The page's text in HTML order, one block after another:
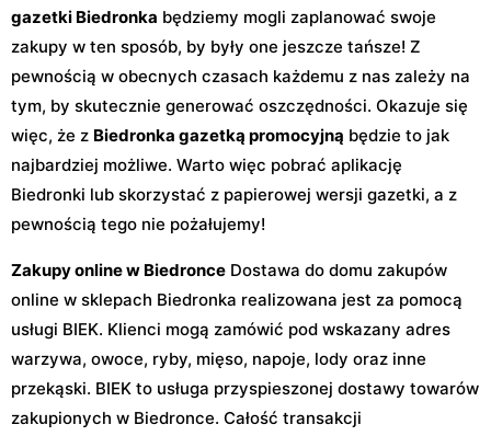
gazetki Biedronka będziemy mogli zaplanować swoje
zakupy w ten sposób, by były one jeszcze tańsze! Z
pewnością w obecnych czasach każdemu z nas zależy na
tym, by skutecznie generować oszczędności. Okazuje się
więc, że z Biedronka gazetką promocyjną będzie to jak
najbardziej możliwe. Warto więc pobrać aplikację
Biedronki lub skorzystać z papierowej wersji gazetki, a z
pewnością tego nie pożałujemy!
Zakupy online w Biedronce Dostawa do domu zakupów
online w sklepach Biedronka realizowana jest za pomocą
usługi BIEK. Klienci mogą zamówić pod wskazany adres
warzywa, owoce, ryby, mięso, napoje, lody oraz inne
przekąski. BIEK to usługa przyspieszonej dostawy towarów
zakupionych w Biedronce. Całość transakcji